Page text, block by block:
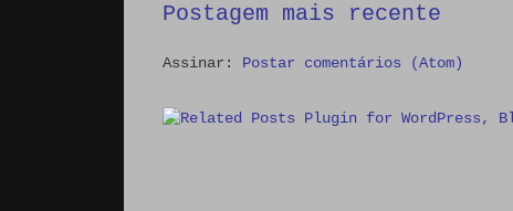
Postagem mais recente
Assinar: Postar comentários (Atom)